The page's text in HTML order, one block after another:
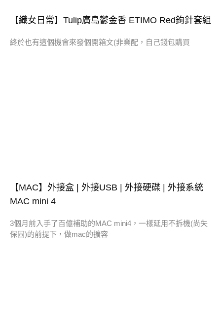
【織女日常】Tulip廣島鬱金香 ETIMO Red鉤針套組
終於也有這個機會來發個開箱文(非業配，自己錢包購買
【MAC】外接盒 | 外接USB | 外接硬碟 | 外接系統
MAC mini 4
3個月前入手了百億補助的MAC mini4，一樣延用不拆機(尚失
保固)的前提下，做mac的擴容